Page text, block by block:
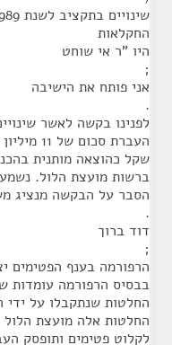
החקלאות
היו "ר אי שוחט
;
אני פותח את הישיבה
.
לפנינו בקשה לאשר
העברת סכום של 11 מיליון
שקל כהוצאה מותנית
ברשות מועצת הלול.
הסבר על הבקשה מנציג
.
דוד ברוך
;
הרפורמה בענף הפטימים
בבסיס הרפורמה עומדות
החלטות שנתקבלו על
החלטות אלה מועצת הלול
לקלוט פטימים ותופסק